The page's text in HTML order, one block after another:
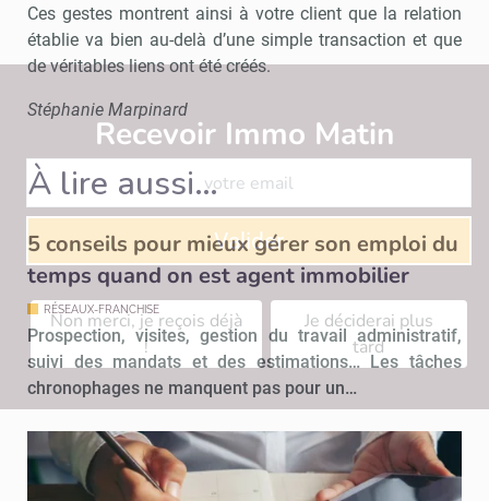
Ces gestes montrent ainsi à votre client que la relation
établie va bien au-delà d’une simple transaction et que
de véritables liens ont été créés.
Stéphanie Marpinard
À lire aussi…
5 conseils pour mieux gérer son emploi du
temps quand on est agent immobilier
RÉSEAUX-FRANCHISE
Prospection, visites, gestion du travail administratif,
suivi des mandats et des estimations… Les tâches
chronophages ne manquent pas pour un…
Recevoir Immo Matin
Valider
Non merci, je reçois déjà
!
Je déciderai plus
tard